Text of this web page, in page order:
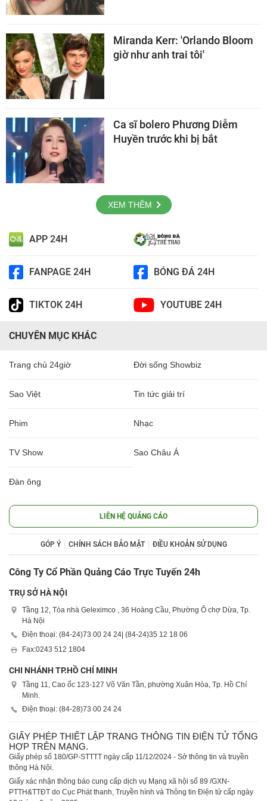
Miranda Kerr: 'Orlando Bloom
giờ như anh trai tôi'
Ca sĩ bolero Phương Diễm
Huyền trước khi bị bắt
XEM THÊM
APP 24H
FANPAGE 24H BÓNG ĐÁ 24H
TIKTOK 24H YOUTUBE 24H
CHUYÊN MỤC KHÁC
Trang chủ 24giờ Đời sống Showbiz
Sao Việt Tin tức giải trí
Phim Nhạc
TV Show Sao Châu Á
Đàn ông
LIÊN HỆ QUẢNG CÁO
GÓP Ý CHÍNH SÁCH BẢO MẬT ĐIỀU KHOẢN SỬ DỤNG
Công Ty Cổ Phần Quảng Cáo Trực Tuyến 24h
TRỤ SỞ HÀ NỘI
Tầng 12, Tòa nhà Geleximco , 36 Hoàng Cầu, Phường Ô chợ Dừa, Tp.
Hà Nội
Điện thoại: (84-24)73 00 24 24 | (84-24)35 12 18 06
Fax:0243 512 1804
CHI NHÁNH TP.HỒ CHÍ MINH
Tầng 11, Cao ốc 123-127 Võ Văn Tần, phường Xuân Hòa, Tp. Hồ Chí
Minh.
Điện thoại: (84-28)73 00 24 24
GIẤY PHÉP THIẾT LẬP TRANG THÔNG TIN ĐIỆN TỬ TỔNG
HỢP TRÊN MẠNG.
Giấy phép số 180/GP-STTTT ngày cấp 11/12/2024 - Sở thông tin và truyền
thông Hà Nội.
Giấy xác nhận thông báo cung cấp dịch vụ Mạng xã hội số 89 /GXN-
PTTH&TTĐT do Cục Phát thanh, Truyền hình và Thông tin Điện tử cấp ngày